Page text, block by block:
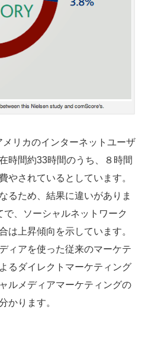
メリカのインターネットユーザ
時間約33時間のうち、８時間
やされているとしています。
るため、結果に違いがありま
、ソーシャルネットワーク
は上昇傾向を示しています。
ィアを使った従来のマーケテ
るダイレクトマーケティング
ルメディアマーケティングの
かります。